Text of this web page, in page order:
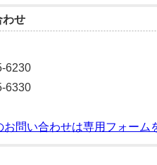
わせ
6230
6330
問い合わせは専用フォーム